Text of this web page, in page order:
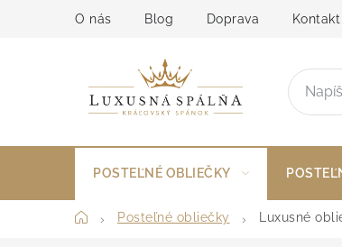
O nás Blog Doprava Kontakt
POSTEĽNÉ OBLIEČKY
DomovPosteľné obliečky Luxusné